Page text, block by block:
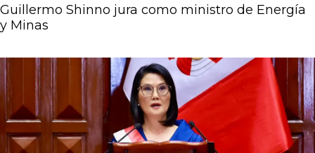
Guillermo Shinno jura como ministro de Energía
y Minas